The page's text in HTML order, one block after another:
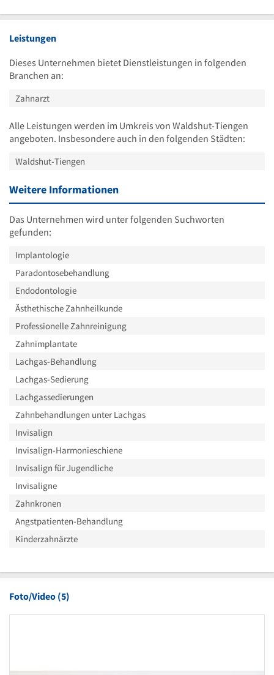
Leistungen
Dieses Unternehmen bietet Dienstleistungen in folgenden
Branchen an:
Zahnarzt
Alle Leistungen werden im Umkreis von Waldshut-Tiengen
angeboten. Insbesondere auch in den folgenden Städten:
Waldshut-Tiengen
Weitere Informationen
Das Unternehmen wird unter folgenden Suchworten
gefunden:
Implantologie
Paradontosebehandlung
Endodontologie
Ästhethische Zahnheilkunde
Professionelle Zahnreinigung
Zahnimplantate
Lachgas-Behandlung
Lachgas-Sedierung
Lachgassedierungen
Zahnbehandlungen unter Lachgas
Invisalign
Invisalign-Harmonieschiene
Invisalign für Jugendliche
Invisaligne
Zahnkronen
Angstpatienten-Behandlung
Kinderzahnärzte
Foto/Video (5)